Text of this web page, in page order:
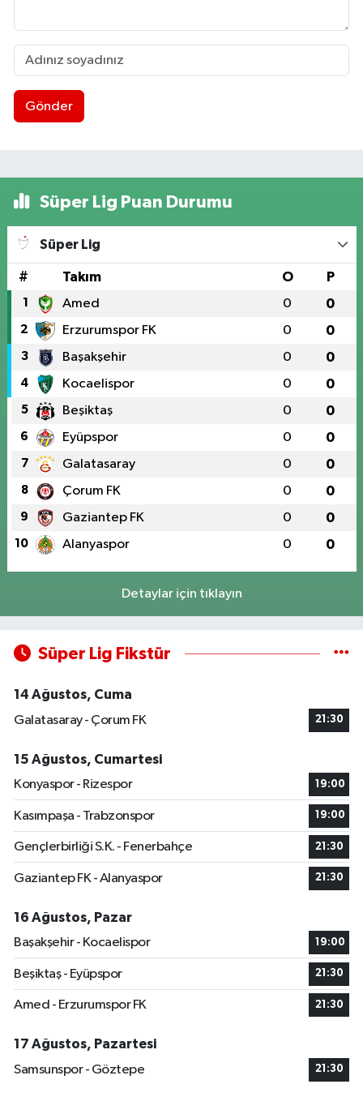
Gönder
Süper Lig Puan Durumu
Süper Lig
# Takım O P
1 Amed 0 0
2 Erzurumspor FK 0 0
3 Başakşehir 0 0
4 Kocaelispor 0 0
5 Beşiktaş 0 0
6 Eyüpspor 0 0
7 Galatasaray 0 0
8 Çorum FK 0 0
9 Gaziantep FK 0 0
10 Alanyaspor 0 0
Detaylar için tıklayın
Süper Lig Fikstür
14 Ağustos, Cuma
Galatasaray - Çorum FK
21:30
15 Ağustos, Cumartesi
Konyaspor - Rizespor
19:00
Kasımpaşa - Trabzonspor 19:00
Gençlerbirliği S.K. - Fenerbahçe 21:30
Gaziantep FK - Alanyaspor 21:30
16 Ağustos, Pazar
Başakşehir - Kocaelispor
19:00
Beşiktaş - Eyüpspor 21:30
Amed - Erzurumspor FK 21:30
17 Ağustos, Pazartesi
Samsunspor - Göztepe
21:30